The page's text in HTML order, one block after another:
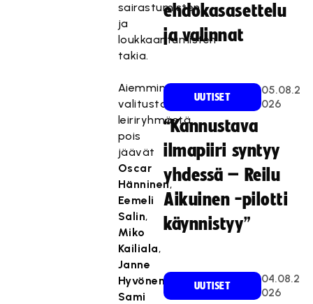
sairastumisten
ja
loukkaantumisten
takia.
Aiemmin
valitusta
leiriryhmästä
pois
jäävät
Oscar
Hänninen,
Eemeli
Salin,
Miko
Kailiala,
Janne
Hyvönen
Sami
ehdokasasettelu
ja valinnat
UUTISET
05.08.2
026
“Kannustava
ilmapiiri syntyy
yhdessä – Reilu
Aikuinen -pilotti
käynnistyy”
UUTISET
04.08.2
026